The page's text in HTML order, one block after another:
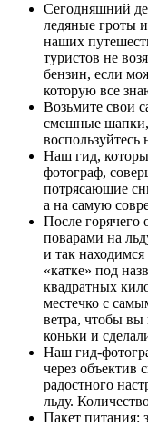
Сегодняшний
ледяные гроты
наших
туристов не
бензин, если
которую все
Возьмите свои
смешные
Наш гид,
фотограф,
потрясающие
а на самую
После горячего
поварами на
и так
«катке» под
квадратных
местечко с
ветра, чтобы вы
коньки и
Наш гид-
через объектив
радостного
льду.
Пакет питания: